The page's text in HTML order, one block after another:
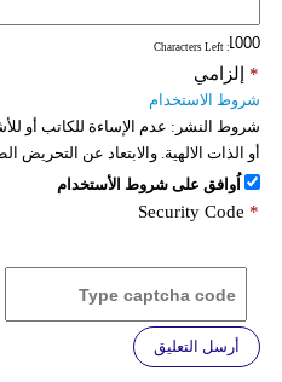
: Characters Left
إلزامي *
شروط الاستخدام
شروط النشر: عدم الإساءة للكاتب أو
أو الذات الالهية. والابتعاد عن التحريض
اُوافق على شروط الأستخدام
Security Code *
أرسل التعليق